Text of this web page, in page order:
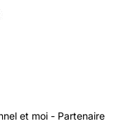
et moi - Partenaire